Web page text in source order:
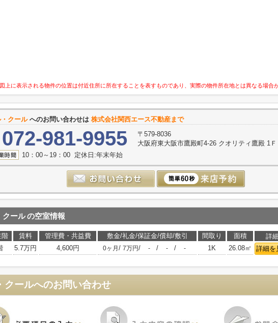
上に表示される物件の位置は付近住所に所在することを表すものであり、実際の物件所在地とは異なる場合
クールへのお問い合わせは 株式会社関西エース不動産まで
981-9955
〒579-8036
大阪府東大阪市鷹殿町4-26 クオリティ鷹殿 1Ｆ
10：00～19：00 定休日:年末年始
クールの空室情報
階 賃料 管理費・共益費 敷金/礼金/保証金/償却/敷引 間取り 面積 詳細
5.7万円 4,600円 0ヶ月 / 7万円/ - / - / - 1K 26.08㎡ 詳細を
クールへのお問い合わせ